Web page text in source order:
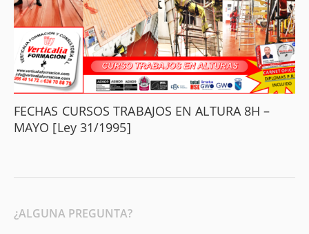
FECHAS CURSOS TRABAJOS EN ALTURA 8H –
MAYO [Ley 31/1995]
¿ALGUNA PREGUNTA?